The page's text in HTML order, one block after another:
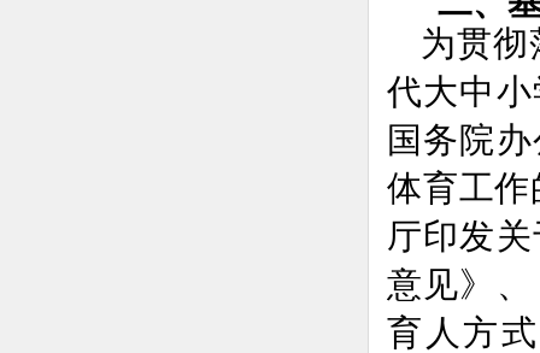
为贯彻
代大中
国务院
体育工
厅印发
意见》
、
育人方